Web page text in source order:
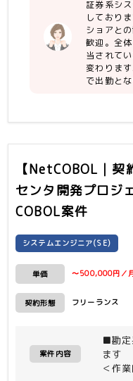
ロジ
・DB
・OS
※外接
では
・ 開
証券系シ
しており
ショアと
歓迎。全
当されて
変わりま
で出勤と
【NetCOBOL｜
センタ開発プロジ
COBOL案件
システムエンジニア(SE)
単価 〜500,000円／
契約形態 フリーランス
案件内容
■勘定
ます
＜作